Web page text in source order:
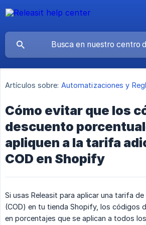
Artículos sobre: Automatizaciones y
Cómo evitar que los
descuento
apliquen a la tarifa
COD en Shopify
Si usas Releasit para aplicar una tarifa
(COD) en tu tienda Shopify, los códigos
en porcentajes que se aplican a todos